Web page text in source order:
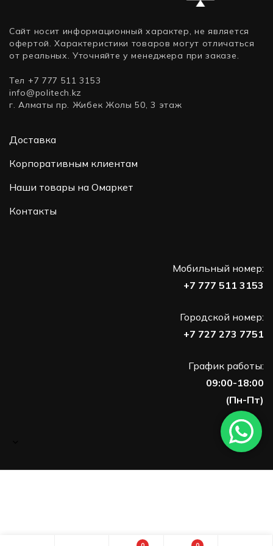
дюйма,
Сайт носит информационный характер, не является
офертой. Характеристики товаров могут отличаться
от реальных. Уточняйте у менеджера при заказе.
Тел +7 777 511 3153
info@politech.kz
г. Алматы пр. Жибек Жолы 50, 3 этаж
Доставка
Корпоративным клиентам
Наши товары на Омаркет
Контакты
Мобильный номер:
+7 777 511 3153
Городской номер:
+7 727 273 7751
График работы:
09:00-18:00
(Пн-Пт)